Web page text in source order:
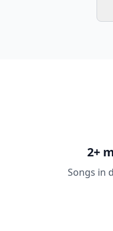
2+
Songs in